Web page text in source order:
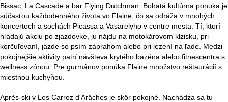
Bissac, La Cascade a bar Flying Dutchman. Bohatá kultúrna ponuka je
súčasťou každodenného života vo Flaine, čo sa odráža v mnohých
koncertoch a sochách Picassa a Vasarelyho v centre mesta. Tí, ktorí
hľadajú akciu po zjazdovke, ju nájdu na motokárovom klzisku, pri
korčuľovaní, jazde so psím záprahom alebo pri lezení na ľade. Medzi
pokojnejšie aktivity patrí návšteva krytého bazéna alebo fitnescentra s
wellness zónou. Pre gurmánov ponúka Flaine množstvo reštaurácií s
miestnou kuchyňou.
Après-ski v Les Carroz d'Arâches je skôr pokojné. Nachádza sa tu